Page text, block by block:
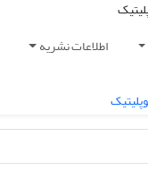
اطلاعات نشریه